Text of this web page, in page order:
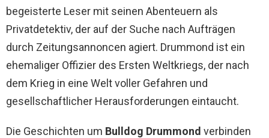
begeisterte Leser mit seinen Abenteuern als
Privatdetektiv, der auf der Suche nach Aufträgen
durch Zeitungsannoncen agiert. Drummond ist ein
ehemaliger Offizier des Ersten Weltkriegs, der nach
dem Krieg in eine Welt voller Gefahren und
gesellschaftlicher Herausforderungen eintaucht.
Die Geschichten um Bulldog Drummond verbinden